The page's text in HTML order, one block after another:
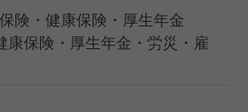
険・健康保険・厚生年金
康保険・厚生年金・労災・雇